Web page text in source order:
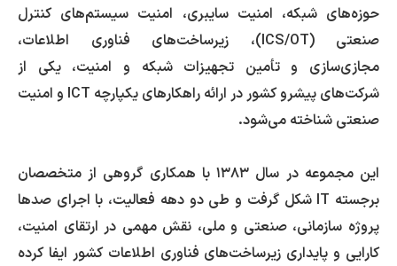
حوزه‌های شبکه، امنیت سایبری، امنیت سیستم‌های کنترل
صنعتی (ICS/OT)، زیرساخت‌های فناوری اطلاعات،
مجازی‌سازی و تأمین تجهیزات شبکه و امنیت، یکی از
شرکت‌های پیشرو کشور در ارائه راهکارهای یکپارچه ICT و امنیت
صنعتی شناخته می‌شود.
این مجموعه در سال ۱۳۸۳ با همکاری گروهی از متخصصان
برجسته IT شکل گرفت و طی دو دهه فعالیت، با اجرای صدها
پروژه سازمانی، صنعتی و ملی، نقش مهمی در ارتقای امنیت،
کارایی و پایداری زیرساخت‌های فناوری اطلاعات کشور ایفا کرده